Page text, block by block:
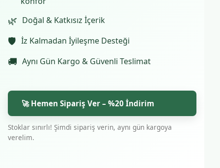
🌿 Doğal & Katkısız İçerik
🛡️ İz Kalmadan İyileşme Desteği
🚚 Aynı Gün Kargo & Güvenli Teslimat
🚀 Hemen Sipariş Ver – %20 İndirim
Stoklar sınırlı! Şimdi sipariş verin, aynı gün kargoya
verelim.